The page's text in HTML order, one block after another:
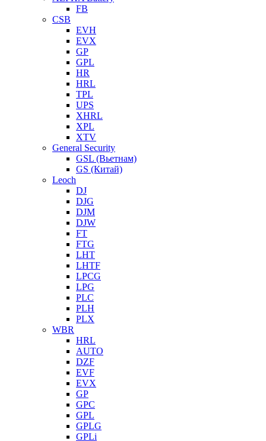
FB
CSB
EVH
EVX
GP
GPL
HR
HRL
TPL
UPS
XHRL
XPL
XTV
General Security
GSL (Вьетнам)
GS (Китай)
Leoch
DJ
DJG
DJM
DJW
FT
FTG
LHT
LHTF
LPCG
LPG
PLC
PLH
PLX
WBR
HRL
AUTO
DZF
EVF
EVX
GP
GPC
GPL
GPLG
GPLi